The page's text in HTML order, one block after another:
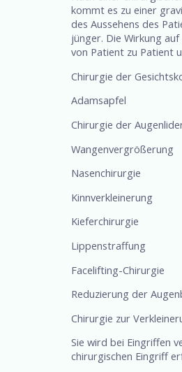
kommt es zu einer
des Aussehens des
jünger. Die Wirkung
von Patient zu Patient
Chirurgie der
Adamsapfel
Chirurgie der
Wangenvergrößerung
Nasenchirurgie
Kinnverkleinerung
Kieferchirurgie
Lippenstraffung
Facelifting-Chirurgie
Reduzierung der
Chirurgie zur
Sie wird bei Eingriffen
chirurgischen Eingriff